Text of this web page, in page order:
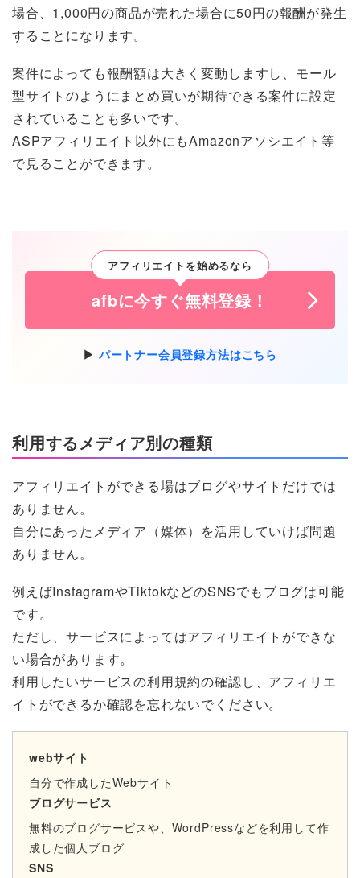
場合、1,000円の商品が売れた場合に50円の報酬が発生
することになります。
案件によっても報酬額は大きく変動しますし、モール
型サイトのようにまとめ買いが期待できる案件に設定
されていることも多いです。
ASPアフィリエイト以外にもAmazonアソシエイト等
で見ることができます。
アフィリエイトを始めるなら
afbに今すぐ無料登録！
パートナー会員登録方法はこちら
利用するメディア別の種類
アフィリエイトができる場はブログやサイトだけでは
ありません。
自分にあったメディア（媒体）を活用していけば問題
ありません。
例えばInstagramやTiktokなどのSNSでもブログは可能
です。
ただし、サービスによってはアフィリエイトができな
い場合があります。
利用したいサービスの利用規約の確認し、アフィリエ
イトができるか確認を忘れないでください。
webサイト
自分で作成したWebサイト
ブログサービス
無料のブログサービスや、WordPressなどを利用して作
成した個人ブログ
SNS